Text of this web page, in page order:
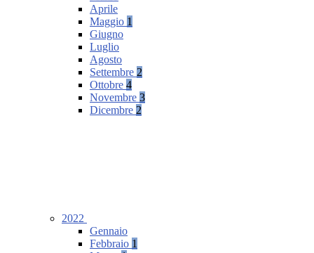
Aprile
Maggio 1
Giugno
Luglio
Agosto
Settembre 2
Ottobre 4
Novembre 3
Dicembre 2
2022
Gennaio
Febbraio 1